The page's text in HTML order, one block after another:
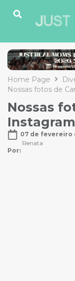
Home Page
Nossas fotos de
Nossas
07 de fevereiro
Por:
Renata